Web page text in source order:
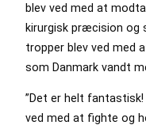
blev ved med at
kirurgisk præcision og
tropper blev ved med
som Danmark vandt
”Det er helt
ved med at fighte og